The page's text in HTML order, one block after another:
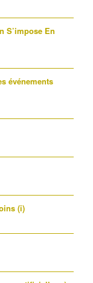
S’impose En
événements
(i)